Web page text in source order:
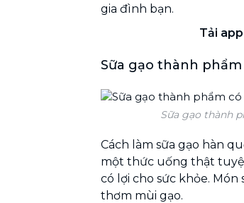
gia đình bạn.
Tải
Sữa gạo thành phẩm
Sữa gạo thành
Cách làm sữa gạo hàn
một thức uống thật
có lợi cho sức khỏe. Món
thơm mùi gạo.